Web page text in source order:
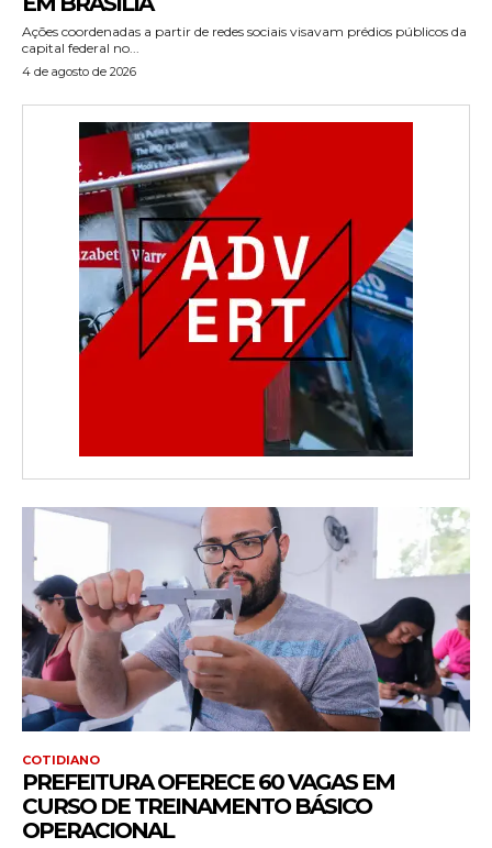
Ações coordenadas a partir de redes sociais visavam prédios públicos da
capital federal no...
4 de agosto de 2026
COTIDIANO
PREFEITURA OFERECE 60 VAGAS EM
CURSO DE TREINAMENTO BÁSICO
OPERACIONAL